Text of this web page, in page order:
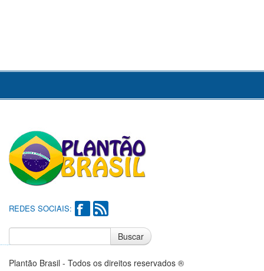
REDES SOCIAIS:
Buscar
Plantão Brasil - Todos os direitos reservados ®